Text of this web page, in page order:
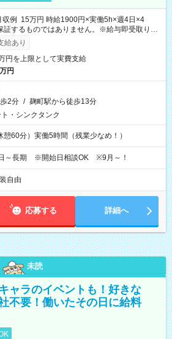
例 15万円 時給1900円×実働5h×週4日×4
するものではありません。※給与即受取りサ
用条件有）
給あり
円を上限として実費支給
円
2分 / 麹町駅から徒歩13分
・シンクタンク
60分）実働5時間（残業少なめ！）
～長期 ※開始日相談OK ※9月～！
自由
応募する 詳細へ
未読
ャラのイベントも！好きな
不要！働いたその日に給料